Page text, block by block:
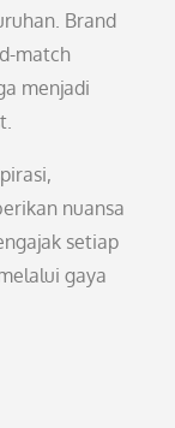
Brand
match
menjadi
nuansa
setiap
gaya